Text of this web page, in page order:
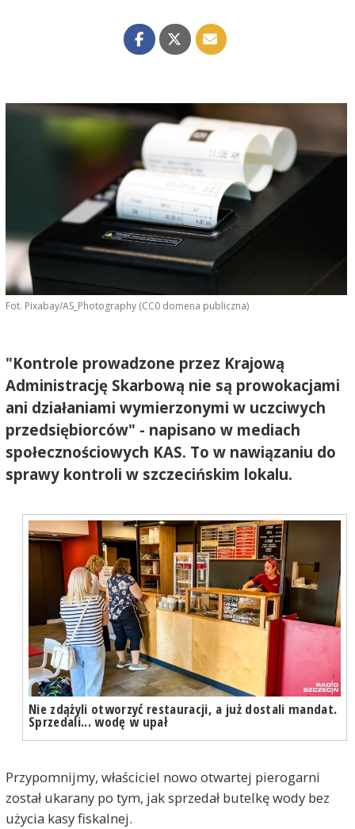
Fot. Pixabay/AS_Photography (CC0 domena publiczna)
"Kontrole prowadzone przez Krajową
Administrację Skarbową nie są prowokacjami
ani działaniami wymierzonymi w uczciwych
przedsiębiorców" - napisano w mediach
społecznościowych KAS. To w nawiązaniu do
sprawy kontroli w szczecińskim lokalu.
Nie zdążyli otworzyć restauracji, a już dostali mandat.
Sprzedali... wodę w upał
Przypomnijmy, właściciel nowo otwartej pierogarni
został ukarany po tym, jak sprzedał butelkę wody bez
użycia kasy fiskalnej.